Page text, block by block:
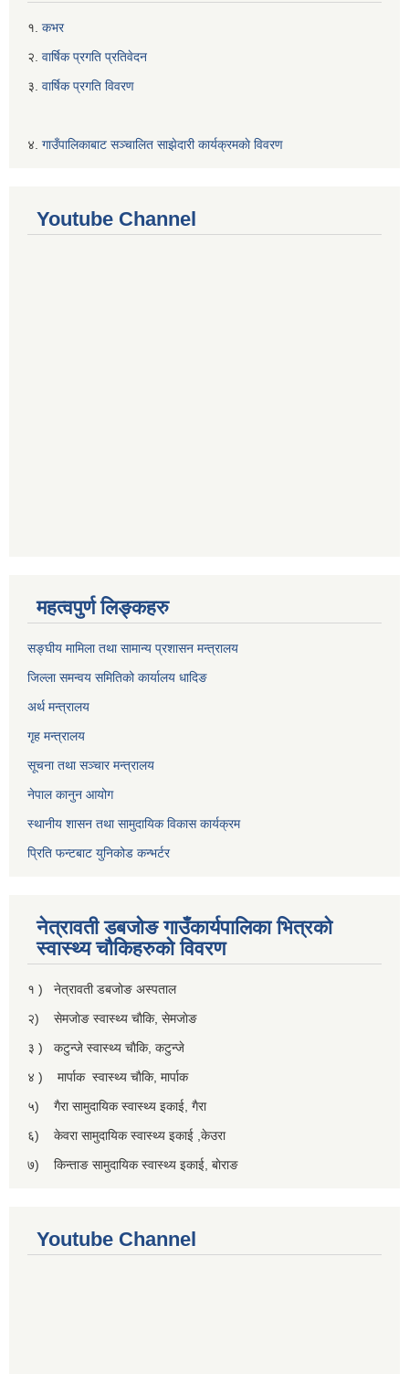
१. कभर
२. वार्षिक प्रगति प्रतिवेदन
३. वार्षिक प्रगति विवरण
४. गाउँपालिकाबाट सञ्चालित साझेदारी कार्यक्रमकाे विवरण
Youtube Channel
महत्वपुर्ण लिङ्कहरु
सङ्घीय मामिला तथा सामान्य प्रशासन मन्त्रालय
जिल्ला समन्वय समितिको कार्यालय धादिङ
अर्थ मन्त्रालय
गृह मन्त्रालय
सूचना तथा सञ्चार मन्त्रालय
नेपाल कानुन आयोग
स्थानीय शासन तथा सामुदायिक विकास कार्यक्रम
प्रिति फन्टबाट युनिकोड कन्भर्टर
नेत्रावती डबजाेङ गाउँकार्यपालिका भित्रकाे
स्वास्थ्य चाैकिहरुकाे विवरण
१ ) नेत्रावती डबजोङ अस्पताल
२) सेमजाेङ स्वास्थ्य चाैकि, सेमजाेङ
३ ) कटुन्जे स्वास्थ्य चाैकि, कटुन्जे
४ ) मार्पाक स्वास्थ्य चाैकि, मार्पाक
५) गैरा सामुदायिक स्वास्थ्य इकाई, गैरा
६) केवरा सामुदायिक स्वास्थ्य इकाई ,केउरा
७) किन्ताङ सामुदायिक स्वास्थ्य इकाई, बाेराङ
Youtube Channel